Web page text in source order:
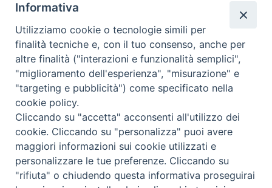
Diocesi di Melfi Rapolla Venosa
• Largo Duomo, 12 - 85025 MELFI (PZ) •
Tel. 0972238604
PEC ufficiale della Diocesi:
diocesi.melfi_rapolla_venosa@legalmail.it
Informativa
Utilizziamo cookie o tecnologie simili per
finalità tecniche e, con il tuo consenso, anche per
altre finalità ("interazioni e funzionalità semplici",
"miglioramento dell'esperienza", "misurazione" e
"targeting e pubblicità") come specificato nella
cookie policy.
Cliccando su "accetta" acconsenti all'utilizzo dei
cookie. Cliccando su "personalizza" puoi avere
maggiori informazioni sui cookie utilizzati e
personalizzare le tue preferenze. Cliccando su
"rifiuta" o chiudendo questa informativa proseguirai